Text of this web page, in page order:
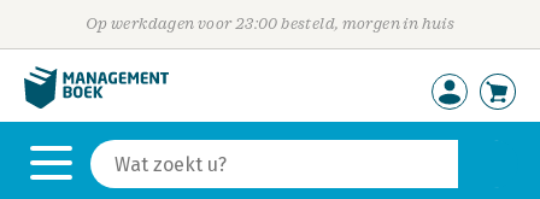
Op werkdagen voor 23:00 besteld, morgen in huis